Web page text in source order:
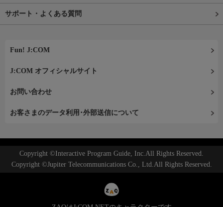
サポート・よくある質問
Fun! J:COM
J:COM オフィシャルサイト
お問い合わせ
お客さまのデータ利用･外部送信について
Copyright ©Interactive Program Guide, Inc.All Rights Reserved.
Copyright ©Jupiter Telecommunications Co., Ltd.All Rights Reserved.